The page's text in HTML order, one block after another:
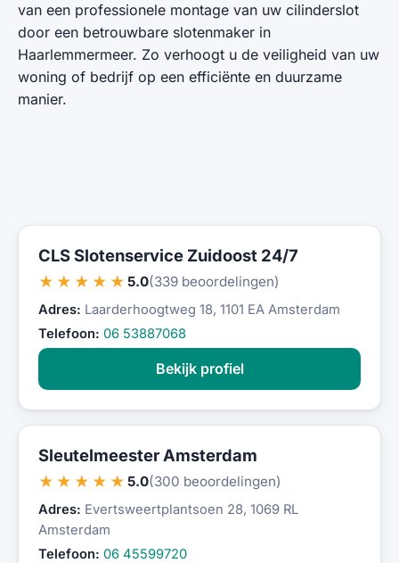
van een professionele montage van uw cilinderslot
door een betrouwbare slotenmaker in
Haarlemmermeer. Zo verhoogt u de veiligheid van uw
woning of bedrijf op een efficiënte en duurzame
manier.
CLS Slotenservice Zuidoost 24/7
★★★★★ 5.0(339 beoordelingen)
Adres: Laarderhoogtweg 18, 1101 EA Amsterdam
Telefoon: 06 53887068
Bekijk profiel
Sleutelmeester Amsterdam
★★★★★ 5.0(300 beoordelingen)
Adres: Evertsweertplantsoen 28, 1069 RL
Amsterdam
Telefoon: 06 45599720